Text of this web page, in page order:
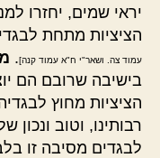
יראי שמים, יחזרו
הציציות מתחת
עמוד צה. ושאר"י ח"א עמוד קנה].
בישיבה שרובם הם
הציציות מחוץ
רבותינו, וטוב ונכון
לבגדים מסיבה זו